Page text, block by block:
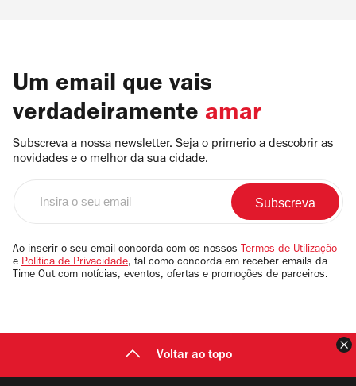
Um email que vais
verdadeiramente amar
Subscreva a nossa newsletter. Seja o primerio a descobrir as
novidades e o melhor da sua cidade.
email
Ao inserir o seu email concorda com os nossos Termos de Utilização
e Política de Privacidade, tal como concorda em receber emails da
Time Out com notícias, eventos, ofertas e promoções de parceiros.
Voltar ao topo